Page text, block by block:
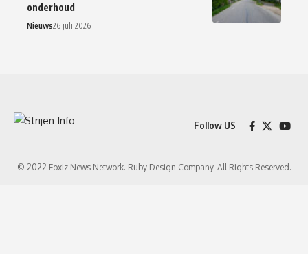
onderhoud
Nieuws26 juli 2026
Follow US
© 2022 Foxiz News Network. Ruby Design Company. All Rights Reserved.